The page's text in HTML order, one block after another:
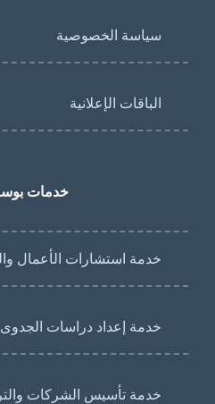
سياسة الخصوصية
الباقات الإعلانية
خدمات
خدمة استشارات الأعمال
خدمة إعداد دراسات الجدوى
خدمة تأسيس الشركات